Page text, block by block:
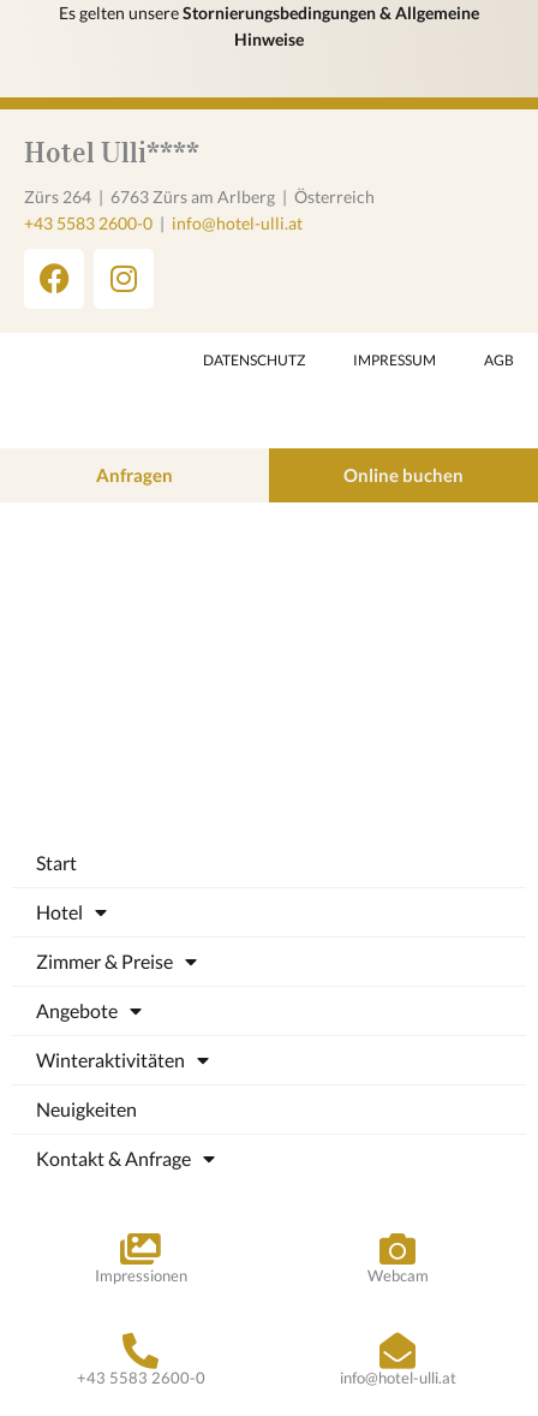
Es gelten unsereStornierungsbedingungen & Allgemeine
Hinweise
Hotel Ulli****
Zürs 264 | 6763 Zürs am Arlberg | Österreich
+43 5583 2600-0 | info@hotel-ulli.at
F
a
I
n
a
DATENSCHUTZ IMPRESSUM AGB
Anfragen Online buchen
Start
Hotel
Zimmer & Preise
Angebote
Winteraktivitäten
Neuigkeiten
Kontakt & Anfrage
Impressionen Webcam
+43 5583 2600-0 info@hotel-ulli.at